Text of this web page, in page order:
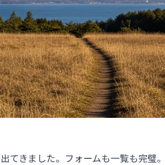
てきました。フォームも一覧も完璧